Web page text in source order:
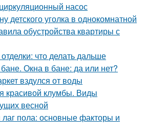
насос
детского уголка в однокомнатной
обустройства квартиры с
что делать дальше
Окна в бане: да или нет?
вздулся от воды
красивой клумбы. Виды
весной
пола: основные факторы и